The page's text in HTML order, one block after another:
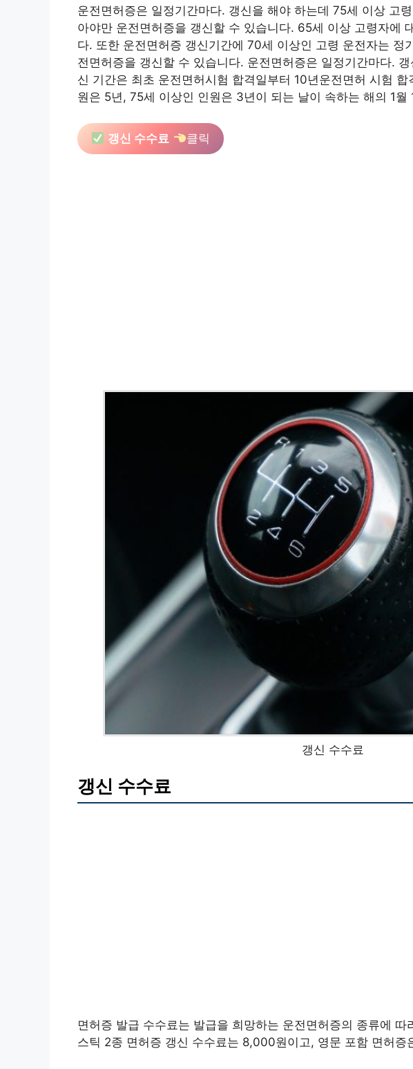
운전면허증은 일정기간마다. 갱신을 해야 하는데 75세 이상 고
아야만 운전면허증을 갱신할 수 있습니다. 65세 이상 고령자에
다. 또한 운전면허증 갱신기간에 70세 이상인 고령 운전자는 정
전면허증을 갱신할 수 있습니다. 운전면허증은 일정기간마다.
신 기간은 최초 운전면허시험 합격일부터 10년운전면허 시험
원은 5년, 75세 이상인 인원은 3년이 되는 날이 속하는 해의 1월
갱신 수수료 클릭
갱신 수수료
갱신 수수료
면허증 발급 수수료는 발급을 희망하는 운전면허증의 종류에
스틱 2종 면허증 갱신 수수료는 8,000원이고, 영문 포함 면허증